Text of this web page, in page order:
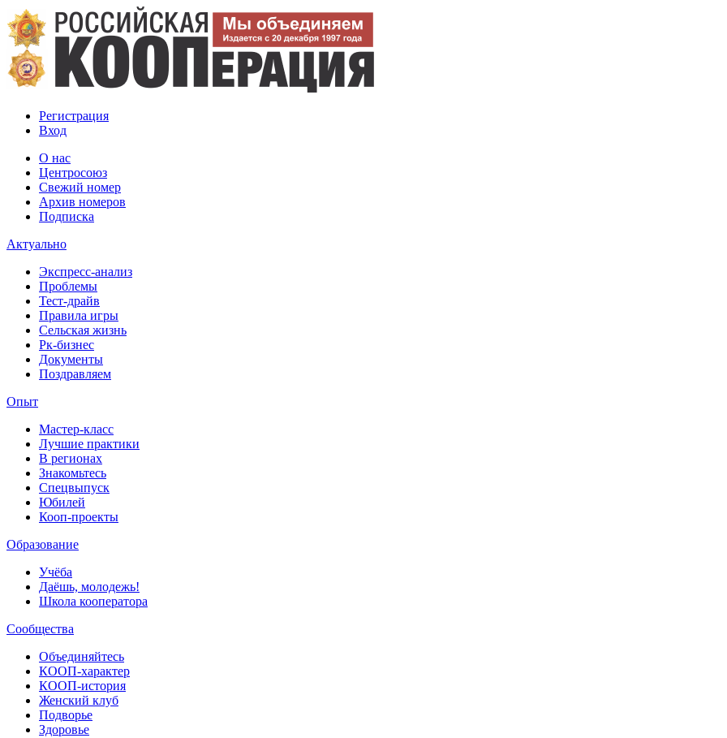
Регистрация
Вход
О нас
Центросоюз
Свежий номер
Архив номеров
Подписка
Актуально
Экспресс-анализ
Проблемы
Тест-драйв
Правила игры
Сельская жизнь
Рк-бизнес
Документы
Поздравляем
Опыт
Мастер-класс
Лучшие практики
В регионах
Знакомьтесь
Спецвыпуск
Юбилей
Кооп-проекты
Образование
Учёба
Даёшь, молодежь!
Школа кооператора
Сообщества
Объединяйтесь
КООП-характер
КООП-история
Женский клуб
Подворье
Здоровье